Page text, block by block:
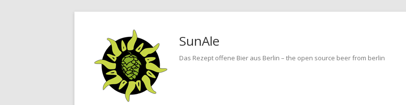
SunAle
Das Rezept offene Bier aus Berlin – the open source beer from berlin